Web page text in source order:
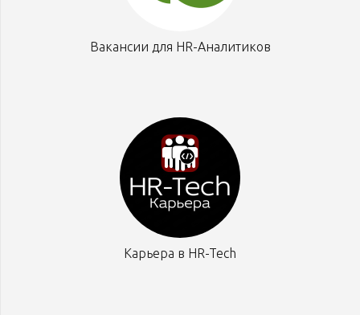
Вакансии для HR-Аналитиков
Карьера в HR-Tech